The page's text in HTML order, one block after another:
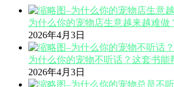
为什么你的宠物店生意越来越难
2026年4月3日
为什么你的宠物不听话？这套书能
2026年4月3日